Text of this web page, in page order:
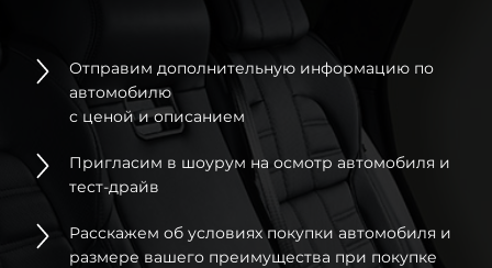
Отправим дополнительную информацию по
автомобилю
с ценой и описанием
Пригласим в шоурум на осмотр автомобиля и
тест-драйв
Расскажем об условиях покупки автомобиля и
размере вашего преимущества при покупке